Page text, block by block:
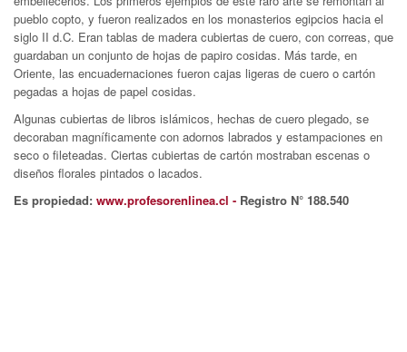
pueblo copto, y fueron realizados en los monasterios egipcios hacia el
siglo II d.C. Eran tablas de madera cubiertas de cuero, con correas, que
guardaban un conjunto de hojas de papiro cosidas. Más tarde, en
Oriente, las encuadernaciones fueron cajas ligeras de cuero o cartón
pegadas a hojas de papel cosidas.
Algunas cubiertas de libros islámicos, hechas de cuero plegado, se
decoraban magníficamente con adornos labrados y estampaciones en
seco o fileteadas. Ciertas cubiertas de cartón mostraban escenas o
diseños florales pintados o lacados.
Es propiedad: www.profesorenlinea.cl - Registro N° 188.540